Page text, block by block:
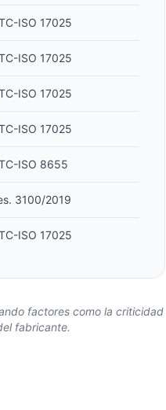
ISO 17025
ISO 17025
ISO 17025
ISO 17025
ISO 8655
3100/2019
ISO 17025
factores como la criticidad
fabricante.